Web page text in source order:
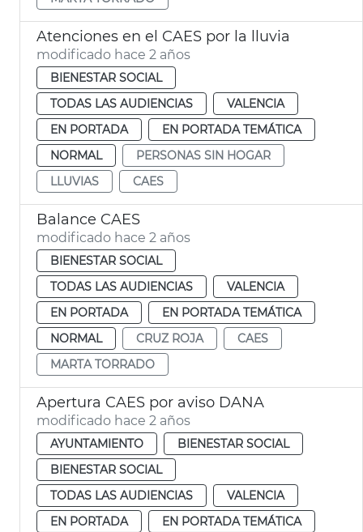
Atenciones en el CAES por la lluvia
modificado hace 2 años
BIENESTAR SOCIAL
TODAS LAS AUDIENCIAS
VALENCIA
EN PORTADA
EN PORTADA TEMÁTICA
NORMAL
PERSONAS SIN HOGAR
LLUVIAS
CAES
Balance CAES
modificado hace 2 años
BIENESTAR SOCIAL
TODAS LAS AUDIENCIAS
VALENCIA
EN PORTADA
EN PORTADA TEMÁTICA
NORMAL
CRUZ ROJA
CAES
MARTA TORRADO
Apertura CAES por aviso DANA
modificado hace 2 años
AYUNTAMIENTO
BIENESTAR SOCIAL
BIENESTAR SOCIAL
TODAS LAS AUDIENCIAS
VALENCIA
EN PORTADA
EN PORTADA TEMÁTICA